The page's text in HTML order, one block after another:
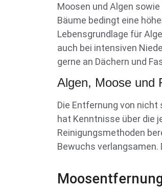
Moosen und Algen
Bäume bedingt eine
Lebensgrundlage für
auch bei intensiven
gerne an Dächern und
Algen, Moose und
Die Entfernung von
hat Kenntnisse über die
Reinigungsmethoden
Bewuchs verlangsamen.